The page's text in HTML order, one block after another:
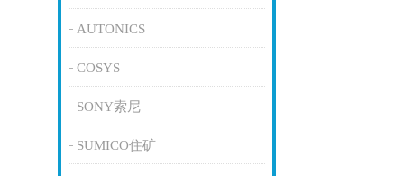
AUTONICS
COSYS
SONY索尼
SUMICO住矿